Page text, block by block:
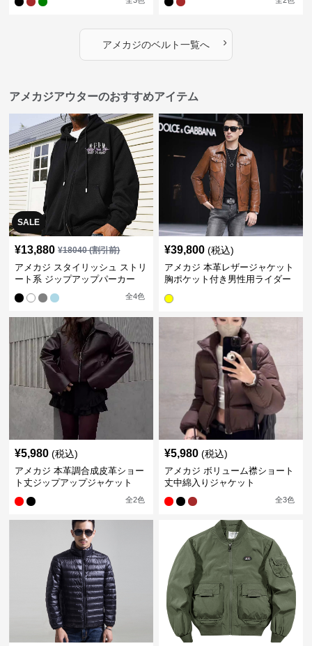
アメカジのベルト一覧へ ›
アメカジアウターのおすすめアイテム
SALE
¥13,880 ¥18040(割引前)
アメカジ スタイリッシュ ストリ
ート系 ジップアップパーカー
全4色
¥39,800 (税込)
アメカジ 本革レザージャケット
胸ポケット付き男性用ライダー
¥5,980 (税込)
アメカジ 本革調合成皮革ショー
ト丈ジップアップジャケット
全2色
¥5,980 (税込)
アメカジ ボリューム襟ショート
丈中綿入りジャケット
全3色